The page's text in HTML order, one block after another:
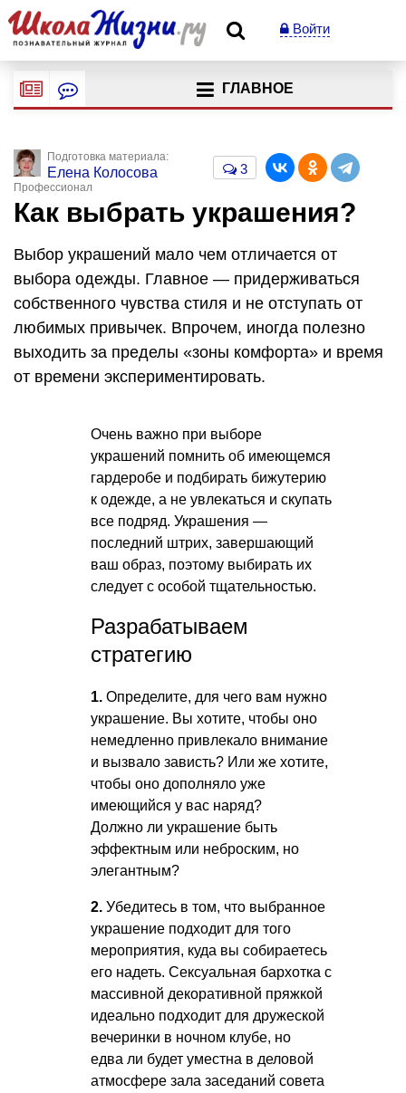
Войти
ГЛАВНОЕ
Подготовка материала:
Елена Колосова
Профессионал
3
Как выбрать украшения?
Выбор украшений мало чем отличается от
выбора одежды. Главное — придерживаться
собственного чувства стиля и не отступать от
любимых привычек. Впрочем, иногда полезно
выходить за пределы «зоны комфорта» и время
от времени экспериментировать.
Очень важно при выборе
украшений помнить об имеющемся
гардеробе и подбирать бижутерию
к одежде, а не увлекаться и скупать
все подряд. Украшения —
последний штрих, завершающий
ваш образ, поэтому выбирать их
следует с особой тщательностью.
Разрабатываем
стратегию
1. Определите, для чего вам нужно
украшение. Вы хотите, чтобы оно
немедленно привлекало внимание
и вызвало зависть? Или же хотите,
чтобы оно дополняло уже
имеющийся у вас наряд?
Должно ли украшение быть
эффектным или неброским, но
элегантным?
2. Убедитесь в том, что выбранное
украшение подходит для того
мероприятия, куда вы собираетесь
его надеть. Сексуальная бархотка с
массивной декоративной пряжкой
идеально подходит для дружеской
вечеринки в ночном клубе, но
едва ли будет уместна в деловой
атмосфере зала заседаний совета